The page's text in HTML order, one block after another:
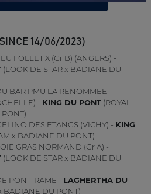
14/06/2023)
FOLLET X (Gr B) (ANGERS) -
(LOOK DE STAR x BADIANE DU
BAR PMU LA RENOMMEE
- KING DU PONT(ROYAL
DES ETANGS (VICHY) - KING
x BADIANE DU PONT)
GRAS NORMAND (Gr A) -
(LOOK DE STAR x BADIANE DU
PONT-RAME - LAGHERTHA DU
BADIANE DU PONT)